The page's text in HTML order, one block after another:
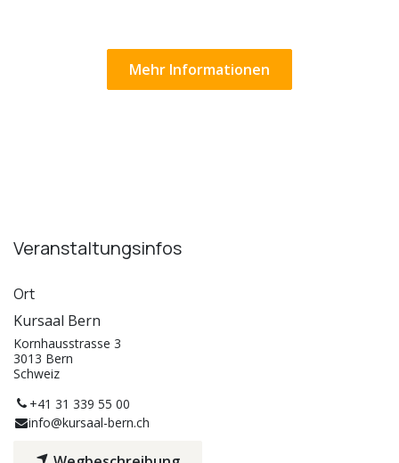
Mehr Informationen
Veranstaltungsinfos
Ort
Kursaal Bern
Kornhausstrasse 3
3013 Bern
Schweiz
+41 31 339 55 00
info@kursaal-bern.ch